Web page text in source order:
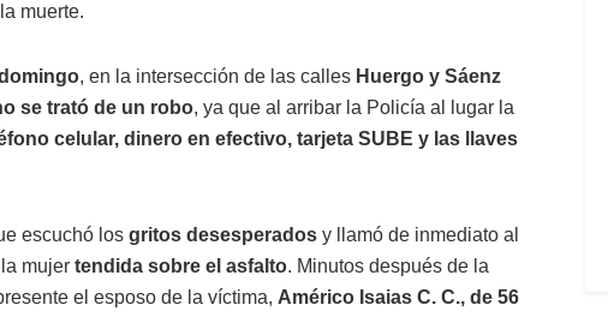
muerte.
, en la intersección de las calles Huergo y Sáenz
se trató de un robo, ya que al arribar la Policía al lugar la
celular, dinero en efectivo, tarjeta SUBE y las llaves
escuchó los gritos desesperados y llamó de inmediato al
mujer tendida sobre el asfalto. Minutos después de la
el esposo de la víctima, Américo Isaias C. C., de 56